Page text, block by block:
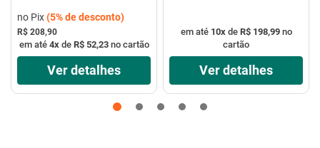
no Pix(5%de desconto)
R$ 208,90
em até 4xde R$ 52,23no cartão
Ver detalhes
em até 10xde R$ 198,99no
cartão
Ver detalhes